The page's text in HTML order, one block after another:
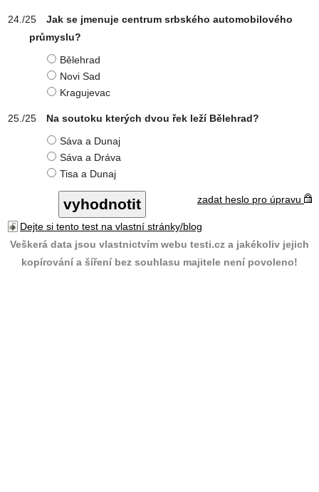
Jak se jmenuje centrum srbského automobilového
průmyslu?
Bělehrad
Novi Sad
Kragujevac
Na soutoku kterých dvou řek leží Bělehrad?
Sáva a Dunaj
Sáva a Dráva
Tisa a Dunaj
zadat heslo pro úpravu
Dejte si tento test na vlastní stránky/blog
Veškerá data jsou vlastnictvím webu testi.cz a jakékoliv jejich
kopírování a šíření bez souhlasu majitele není povoleno!